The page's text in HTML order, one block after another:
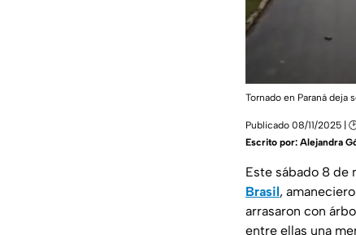
Tornado en Paraná deja
Publicado 08/11/2025 |
Escrito por: Alejandra
Este sábado 8 de
Brasil,
arrasaron con
entre ellas una